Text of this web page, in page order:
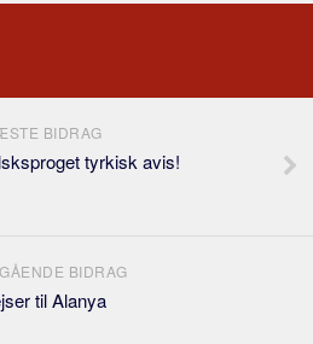
BIDRAG
tyrkisk avis!
BIDRAG
til Alanya